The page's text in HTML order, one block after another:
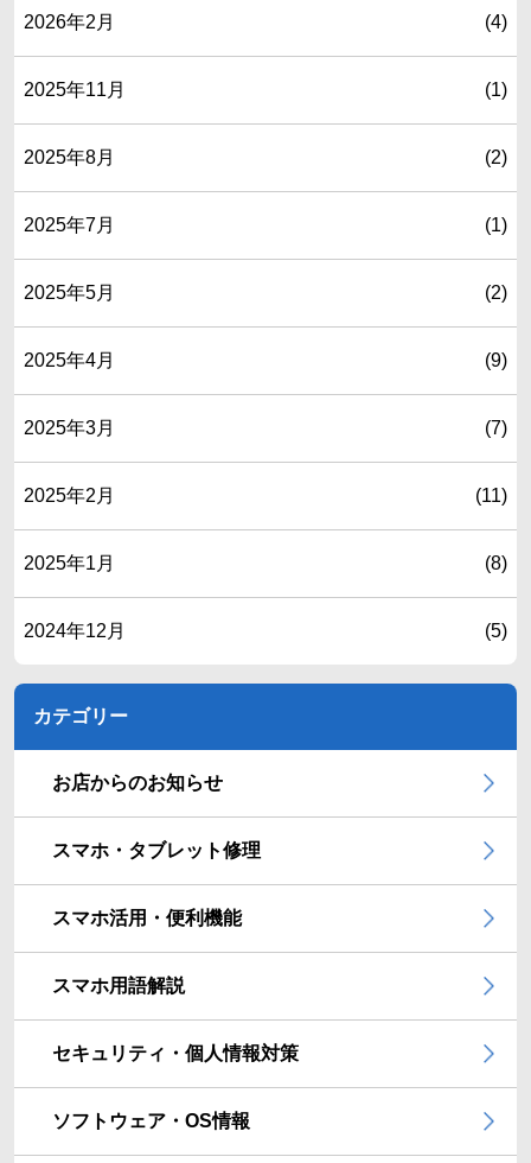
2026年2月 (4)
2025年11月 (1)
2025年8月 (2)
2025年7月 (1)
2025年5月 (2)
2025年4月 (9)
2025年3月 (7)
2025年2月 (11)
2025年1月 (8)
2024年12月 (5)
カテゴリー
お店からのお知らせ
スマホ・タブレット修理
スマホ活用・便利機能
スマホ用語解説
セキュリティ・個人情報対策
ソフトウェア・OS情報